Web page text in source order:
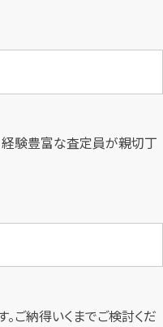
経験豊富な査定員が親切丁
ご納得いくまでご検討くだ